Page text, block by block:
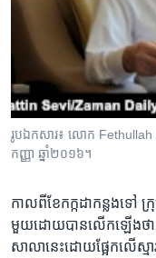
រូបឯកសារ៖ លោក Fethullah
កញ្ញា ឆ្នាំ២០១៦។
កាល​ពី​ខែកក្កដា​កន្លង​ទៅ
មួយ​ដោយ​បាន​លើក​ឡើង​ថា ​ស្
សាលា​នេះ​ដោយ​ផ្អែក​លើ​